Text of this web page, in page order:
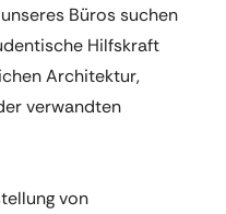
Büros suchen
Hilfskraft
Architektur,
verwandten
von